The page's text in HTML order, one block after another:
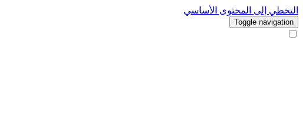
التخطي إلى المحتوى الأساسي
Toggle navigation